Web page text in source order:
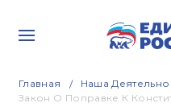
Главная Наша
Закон О Поправке К